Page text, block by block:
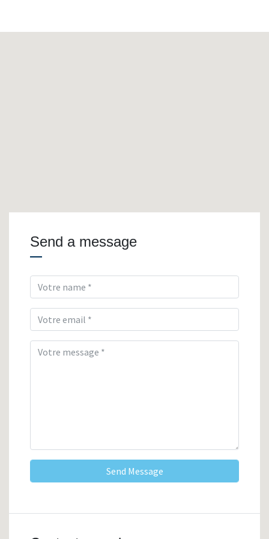
Send a message
Send Message